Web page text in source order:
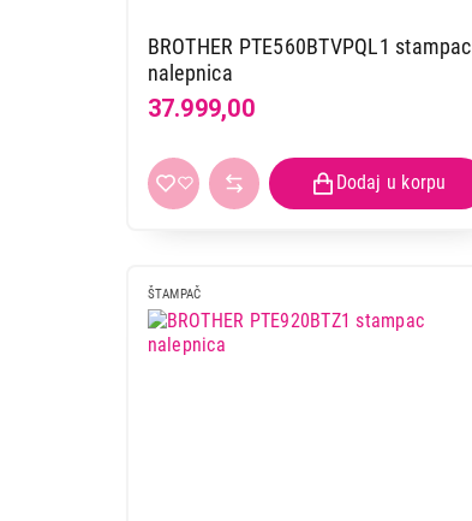
BROTHER PTE560BTVPQL1 stampac
nalepnica
37.999,00
ŠTAMPAČ